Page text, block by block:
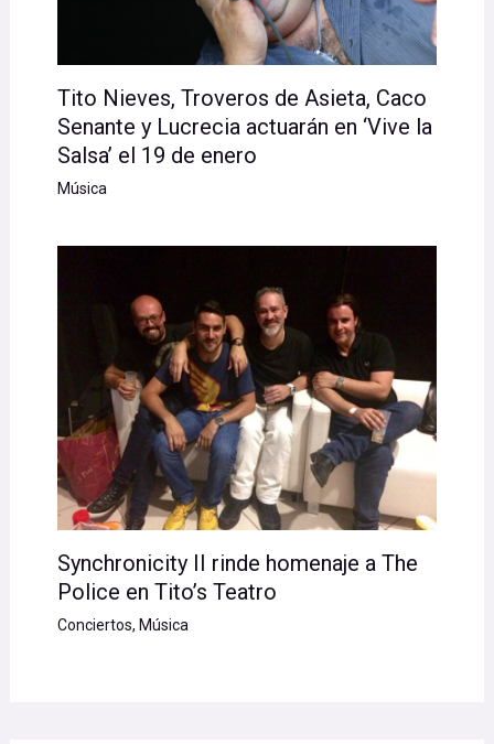
Tito Nieves, Troveros de Asieta, Caco
Senante y Lucrecia actuarán en ‘Vive la
Salsa’ el 19 de enero
Música
Synchronicity II rinde homenaje a The
Police en Tito’s Teatro
Conciertos, Música